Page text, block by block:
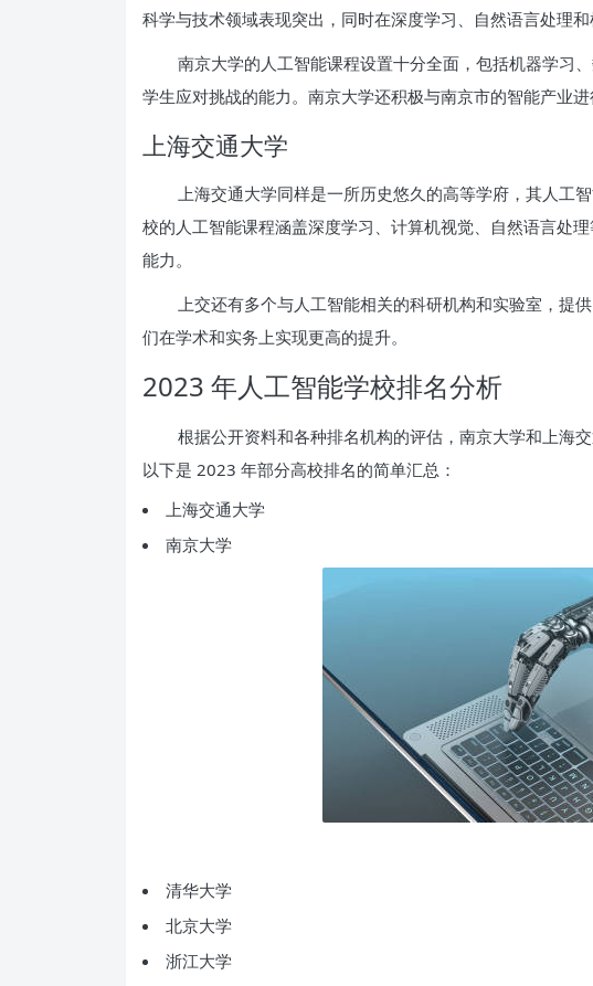
科学与技术领域表现突出，同时在深度学习、自然语言处理
南京大学的人工智能课程设置十分全面，包括机器学习
学生应对挑战的能力。南京大学还积极与南京市的智能产业
上海交通大学
上海交通大学同样是一所历史悠久的高等学府，其人工
校的人工智能课程涵盖深度学习、计算机视觉、自然语言处
能力。
上交还有多个与人工智能相关的科研机构和实验室，提
们在学术和实务上实现更高的提升。
2023 年人工智能学校排名分析
根据公开资料和各种排名机构的评估，南京大学和上海
以下是 2023 年部分高校排名的简单汇总：
上海交通大学
南京大学
清华大学
北京大学
浙江大学